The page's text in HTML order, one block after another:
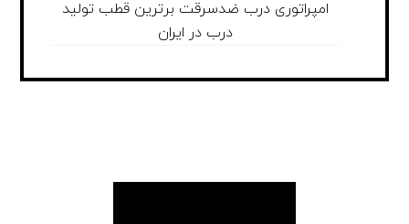
امپراتوری درب ضدسرقت برترین قطب تولید
درب در ایران